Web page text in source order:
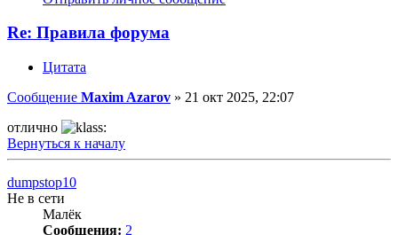
Re: Правила форума
Цитата
Сообщение Maxim Azarov » 21 окт 2025, 22:07
отлично
Вернуться к началу
dumpstop10
Не в сети
Малёк
Сообщения: 2